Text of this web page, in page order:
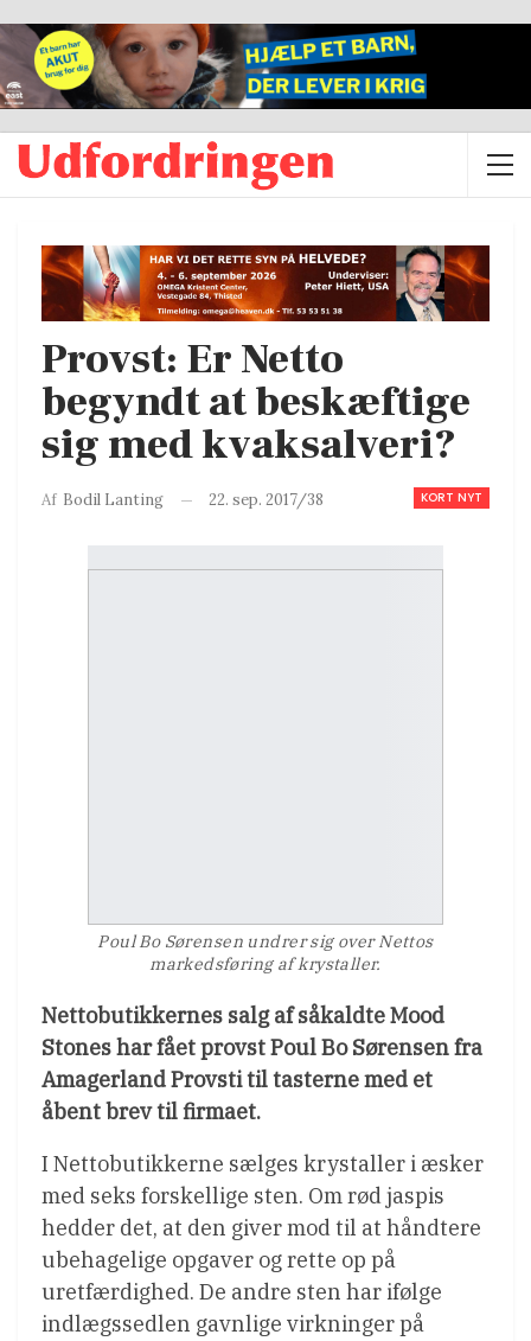
Provst: Er Netto
begyndt at beskæftige
sig med kvaksalveri?
KORT NYT
Af Bodil Lanting 22. sep. 2017/38
Poul Bo Sørensen undrer sig over Nettos
markedsføring af krystaller.
Nettobutikkernes salg af såkaldte Mood
Stones har fået provst Poul Bo Sørensen fra
Amagerland Provsti til tasterne med et
åbent brev til firmaet.
I Nettobutikkerne sælges krystaller i æsker
med seks forskellige sten. Om rød jaspis
hedder det, at den giver mod til at håndtere
ubehagelige opgaver og rette op på
uretfærdighed. De andre sten har ifølge
indlægssedlen gavnlige virkninger på